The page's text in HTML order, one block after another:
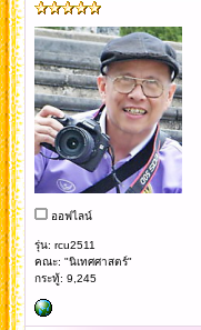
ออฟไลน์
รุ่น: rcu2511
คณะ: "นิเทศศาสตร์"
กระทู้: 9,245